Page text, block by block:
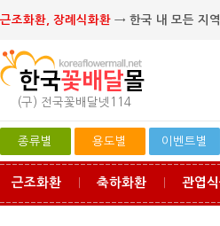
근조화환, 장례식화환 → 한국 내 모든 지
(구) 전국꽃배달넷114
종류별 용도별 이벤트별
근조화환 축하화환 관엽